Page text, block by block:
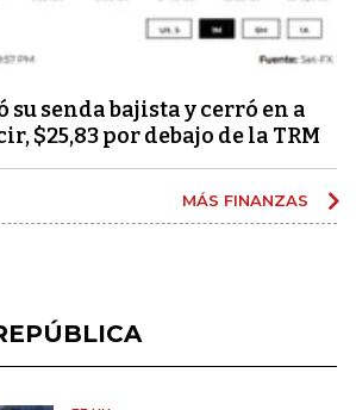
senda bajista y cerró en a
$25,83 por debajo de la TRM
MÁS FINANZAS